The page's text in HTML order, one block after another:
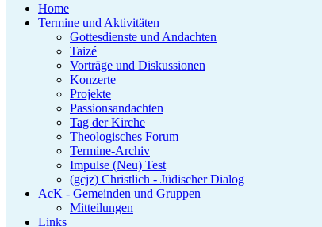
Home
Termine und Aktivitäten
Gottesdienste und Andachten
Taizé
Vorträge und Diskussionen
Konzerte
Projekte
Passionsandachten
Tag der Kirche
Theologisches Forum
Termine-Archiv
Impulse (Neu) Test
(gcjz) Christlich - Jüdischer Dialog
AcK - Gemeinden und Gruppen
Mitteilungen
Links